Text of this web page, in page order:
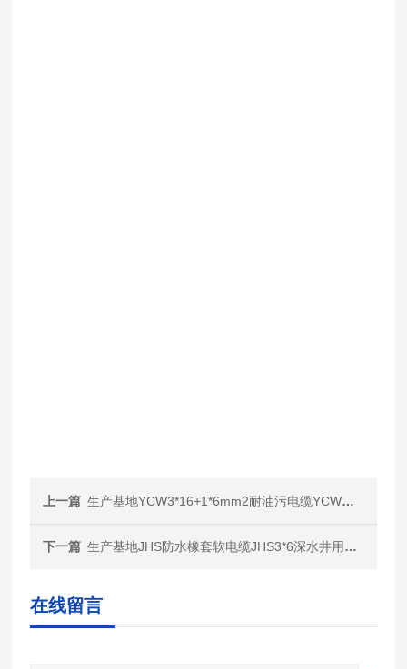
上一篇 生产基地YCW3*16+1*6mm2耐油污电缆YCW重型橡胶电缆
下一篇 生产基地JHS防水橡套软电缆JHS3*6深水井用电缆
在线留言